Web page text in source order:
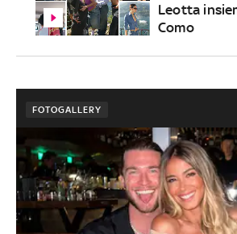
Leotta
Como
FOTOGALLERY